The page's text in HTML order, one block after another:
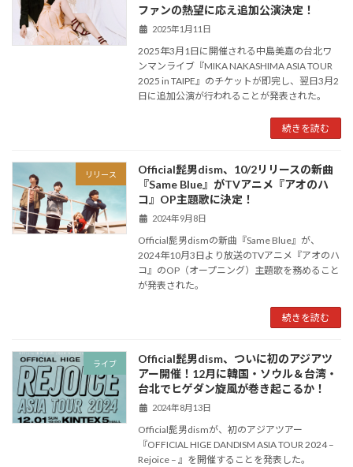
ファンの熱望に応え追加公演決定！
2025年1月11日
2025年3月1日に開催される中島美嘉の台北ワ
ンマンライブ『MIKA NAKASHIMA ASIA TOUR
2025 in TAIPE』のチケットが即完し、翌日3月2
日に追加公演が行われることが発表された。
続きを読む
リリース
Official髭男dism、10/2リリースの新曲
『Same Blue』がTVアニメ『アオのハ
コ』OP主題歌に決定！
2024年9月8日
Official髭男dismの新曲『Same Blue』が、
2024年10月3日より放送のTVアニメ『アオのハ
コ』のOP（オープニング）主題歌を務めること
が発表された。
続きを読む
ライブ
Official髭男dism、ついに初のアジアツ
アー開催！12月に韓国・ソウル＆台湾・
台北でヒゲダン旋風が巻き起こるか！
2024年8月13日
Official髭男dismが、初のアジアツアー
『OFFICIAL HIGE DANDISM ASIA TOUR 2024 –
Rejoice – 』を開催することを発表した。